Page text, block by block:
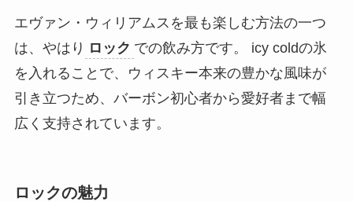
エヴァン・ウィリアムスを最も楽しむ方法の一つ
は、やはり ロック での飲み方です。 icy coldの氷
を入れることで、ウィスキー本来の豊かな風味が
引き立つため、バーボン初心者から愛好者まで幅
広く支持されています。
ロックの魅力